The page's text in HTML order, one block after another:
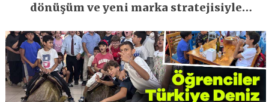
dönüşüm ve yeni marka stratejisiyle